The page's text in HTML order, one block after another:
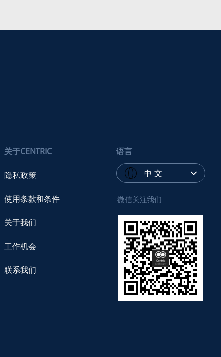
关于CENTRIC
隐私政策
使用条款和条件
关于我们
工作机会
联系我们
语言
中 文
微信关注我们